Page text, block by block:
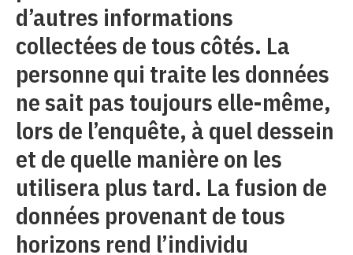
d’autres informations
collectées de tous côtés. La
personne qui traite les données
ne sait pas toujours elle-même,
lors de l’enquête, à quel dessein
et de quelle manière on les
utilisera plus tard. La fusion de
données provenant de tous
horizons rend l’individu